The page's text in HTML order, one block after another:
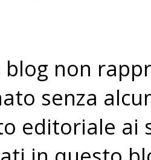
blog non
senza
editoriale ai